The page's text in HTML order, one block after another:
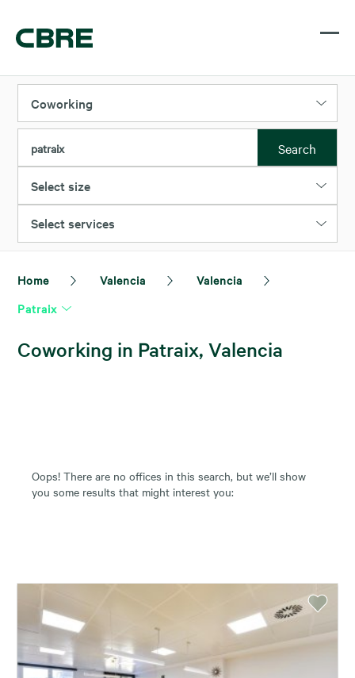
Coworking
patraix Search
Select size
Select services
Home Valencia
Valencia
Patraix
Coworking in Patraix, Valencia
Oops! There are no offices in this search, but we’ll show
you some results that might interest you: